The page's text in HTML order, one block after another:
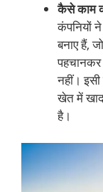
कैसे काम
कंपनियों
बनाए हैं,
नहीं।
खेत में
है।